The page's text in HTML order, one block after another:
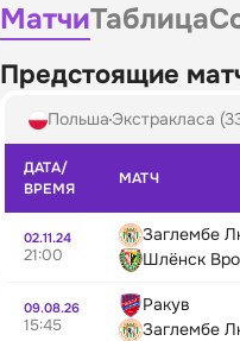
МатчиТаблица
Предстоящие
Польша Экстракласа
ДАТА/
ВРЕМЯ
МАТЧ
02.11.24
21:00
Заглембе
Шлёнск
09.08.26
15:45
Ракув
Заглембе